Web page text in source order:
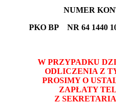
NUMER
PKO BP NR 64 1440
W PRZYPADKU
ODLICZENIA Z
PROSIMY O
ZAPŁATY
Z